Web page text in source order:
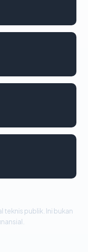
teknis publik. Ini bukan